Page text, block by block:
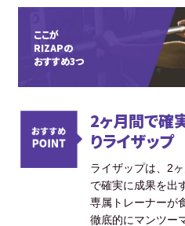
ここが
RIZAPの
おすすめ3つ
2ヶ月間で確
りライザップ
ライザップは、2
で確実に成果を出
専属トレーナーが
徹底的にマンツー